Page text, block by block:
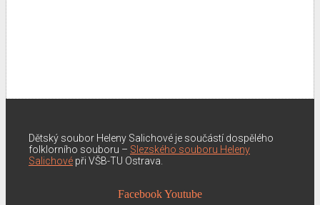
Dětský soubor Heleny Salichové je součástí dospělého
folklorního souboru – Slezského souboru Heleny
Salichové při VŠB-TU Ostrava.
FacebookYoutube